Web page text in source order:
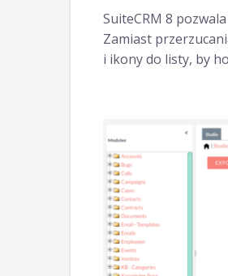
SuiteCRM 8
Zamiast
i ikony do listy, by